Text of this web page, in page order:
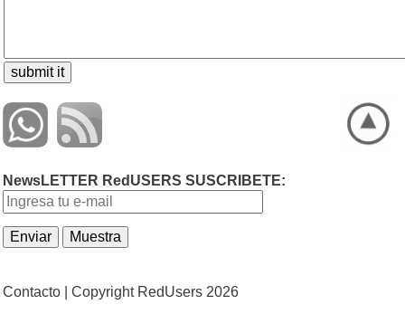
NewsLETTER RedUSERS SUSCRIBETE:
Contacto | Copyright RedUsers 2026